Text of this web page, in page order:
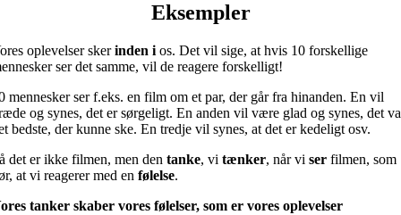
Eksempler
oplevelser skerinden i os. Det vil sige, at hvis 10 forskellige
ser det samme, vil de reagere forskelligt!
mennesker ser f.eks. en film om et par, der går fra hinanden. En vil
og synes, det er sørgeligt. En anden vil være glad og synes, det
bedste, der kunne ske. En tredje vil synes, at det er kedeligt osv.
det er ikke filmen, men dentanke, vitænker, når vi serfilmen, som
at vi reagerer med enfølelse.
tanker skaber vores følelser, som er vores oplevelser